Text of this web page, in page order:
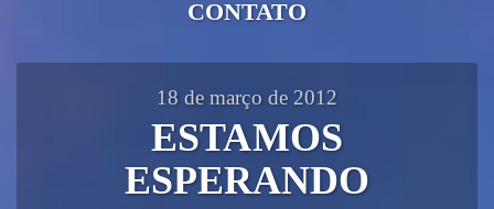
CONTATO
18 de março de 2012
ESTAMOS
ESPERANDO